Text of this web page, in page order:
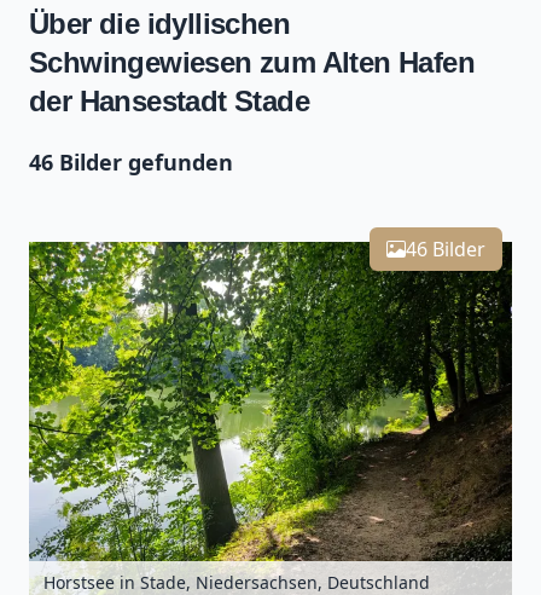
Über die idyllischen
Schwingewiesen zum Alten Hafen
der Hansestadt Stade
46 Bilder gefunden
Zoomen mit Strg+Mausrad
+
−
46 Bilder
Horstsee in Stade, Niedersachsen, Deutschland